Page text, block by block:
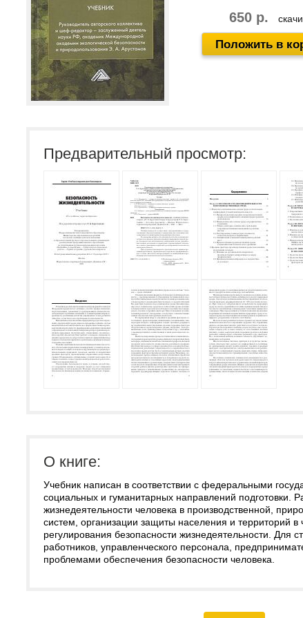
650 р.
Положить в
Предварительный просмотр:
О книге:
Учебник написан в соответствии с федеральными
социальных и гуманитарных направлений подготовки.
жизнедеятельности человека в производственной,
систем, организации защиты населения и территорий
регулирования безопасности жизнедеятельности. Для
работников, управленческого персонала,
проблемами обеспечения безопасности человека.